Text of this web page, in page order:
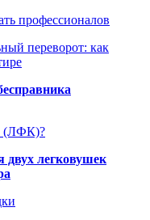
профессионалов
переворот: как
(ЛФК)?
двух легковушек